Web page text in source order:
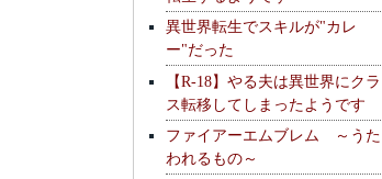
異世界転生でスキルが"カレ
ー"だった
【R-18】やる夫は異世界にクラ
ス転移してしまったようです
ファイアーエムブレム ～うた
われるもの～